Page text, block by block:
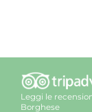
Leggi le
Borghese